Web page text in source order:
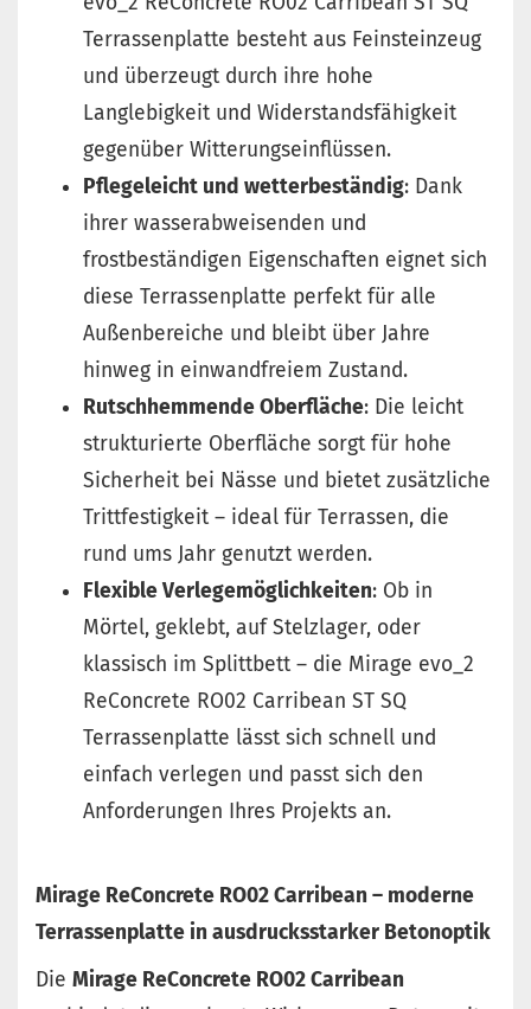
Terrassenplatte besteht aus Feinsteinzeug
und überzeugt durch ihre hohe
Langlebigkeit und Widerstandsfähigkeit
gegenüber Witterungseinflüssen.
Pflegeleicht und wetterbeständig: Dank
ihrer wasserabweisenden und
frostbeständigen Eigenschaften eignet sich
diese Terrassenplatte perfekt für alle
Außenbereiche und bleibt über Jahre
hinweg in einwandfreiem Zustand.
Rutschhemmende Oberfläche: Die leicht
strukturierte Oberfläche sorgt für hohe
Sicherheit bei Nässe und bietet zusätzliche
Trittfestigkeit – ideal für Terrassen, die
rund ums Jahr genutzt werden.
Flexible Verlegemöglichkeiten: Ob in
Mörtel, geklebt, auf Stelzlager, oder
klassisch im Splittbett – die Mirage evo_2
ReConcrete RO02 Carribean ST SQ
Terrassenplatte lässt sich schnell und
einfach verlegen und passt sich den
Anforderungen Ihres Projekts an.
Mirage ReConcrete RO02 Carribean – moderne
Terrassenplatte in ausdrucksstarker Betonoptik
Die Mirage ReConcrete RO02 Carribean